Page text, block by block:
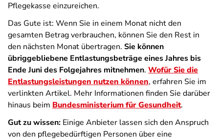
Pflegekasse einzureichen.
Das Gute ist: Wenn Sie in einem Monat nicht den
gesamten Betrag verbrauchen, können Sie den Rest in
den nächsten Monat übertragen. Sie können
übriggebliebene Entlastungsbeträge eines Jahres bis
Ende Juni des Folgejahres mitnehmen. Wofür Sie die
Entlastungsleistungen nutzen können, erfahren Sie im
verlinkten Artikel. Mehr Informationen finden Sie darüber
hinaus beim Bundesministerium für Gesundheit.
Gut zu wissen: Einige Anbieter lassen sich den Anspruch
von den pflegebedürftigen Personen über eine